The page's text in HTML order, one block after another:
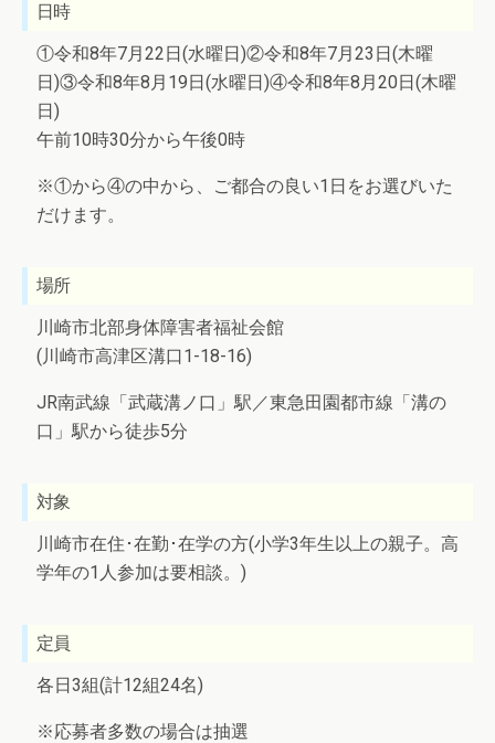
日時
①令和8年7月22日(水曜日)②令和8年7月23日(木曜
日)③令和8年8月19日(水曜日)④令和8年8月20日(木曜
日)
午前10時30分から午後0時
※①から④の中から、ご都合の良い1日をお選びいた
だけます。
場所
川崎市北部身体障害者福祉会館
(川崎市高津区溝口1-18-16)
JR南武線「武蔵溝ノ口」駅／東急田園都市線「溝の
口」駅から徒歩5分
対象
川崎市在住･在勤･在学の方(小学3年生以上の親子。高
学年の1人参加は要相談。)
定員
各日3組(計12組24名)
※応募者多数の場合は抽選